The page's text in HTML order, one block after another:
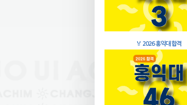
🏅 2026 홍익대 합격